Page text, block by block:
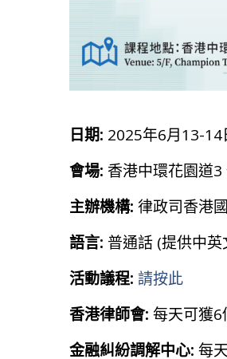
日期: 2025年6月13-14
會場: 香港中環花園道
主辦機構: 律政司香港
語言: 普通話 (提供中
活動議程: 請按此
香港律師會: 每天可獲6
金融糾紛調解中心: 每